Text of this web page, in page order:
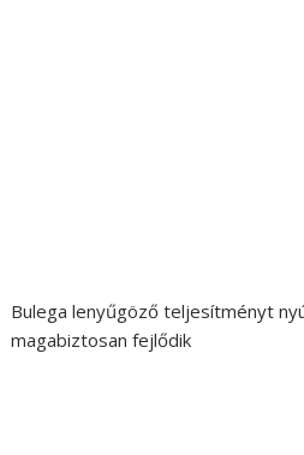
Bulega lenyűgöző teljesítményt
magabiztosan fejlődik